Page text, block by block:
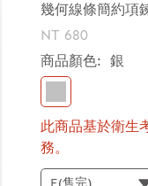
幾何線條簡約項
NT 680
商品顏色: 銀
此商品基於衛生
務。